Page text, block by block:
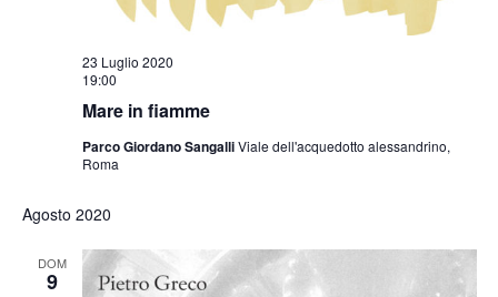
Mare in fiamme
23 Luglio 2020
19:00
Parco Giordano SangalliViale dell'acquedotto alessandrino,
Roma
Agosto 2020
DOM
9